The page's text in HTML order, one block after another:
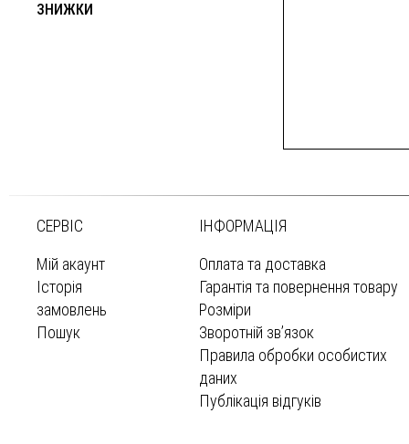
ЗНИЖКИ
СЕРВІС
Мій акаунт
Історія
замовлень
Пошук
ІНФОРМАЦІЯ
Оплата та доставка
Гарантія та повернення товару
Розміри
Зворотній зв’язок
Правила обробки особистих
даних
Публікація відгуків